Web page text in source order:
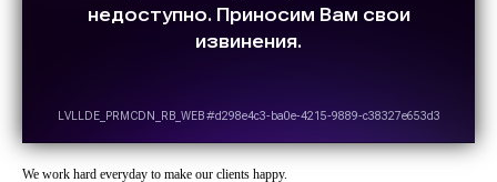
We work hard everyday to make our clients happy.